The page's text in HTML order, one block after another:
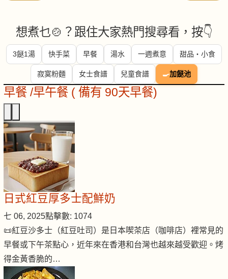
想煮乜🍲？跟住大家熱門搜尋看，按👇
3餸1湯 快手菜 早餐 湯水 一週煮意 甜品・小食
寂寞粉麵 女士食譜 兒童食譜 🍳加餸池
早餐 /早午餐 ( 備有 90天早餐)
日式紅豆厚多士配鮮奶
七 06, 2025點擊數: 1074
📜紅豆沙多士（紅豆吐司）是日本喫茶店（咖啡店）裡常見的
早餐或下午茶點心，近年來在香港和台灣也越來越受歡迎。烤
得金黃香脆的…